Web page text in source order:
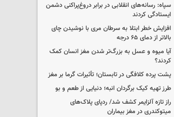
سپاه: رسانه‌های انقلابی در برابر دروغ‌پراکنی دشمن
ایستادگی کردند
افزایش خطر ابتلا به سرطان مری با نوشیدن چای
بالاتر از دمای ۶۵ درجه
آیا میوه و عسل به بزرگ‌تر شدن مغز انسان کمک
کردند؟
پشت پرده کلافگی در تابستان؛ تأثیرات گرما بر مغز
طرز تهیه کیک برگردان انبه؛ دنیایی از طعم و بو
راز تازه آلزایمر کشف شد/ ردپای پلاک‌های
میتوکندری در مغز بیماران